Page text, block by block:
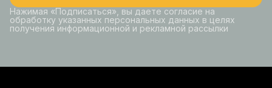
Нажимая «Подписаться», вы даете согласие на
обработку указанных персональных данных в целях
получения информационной и рекламной рассылки